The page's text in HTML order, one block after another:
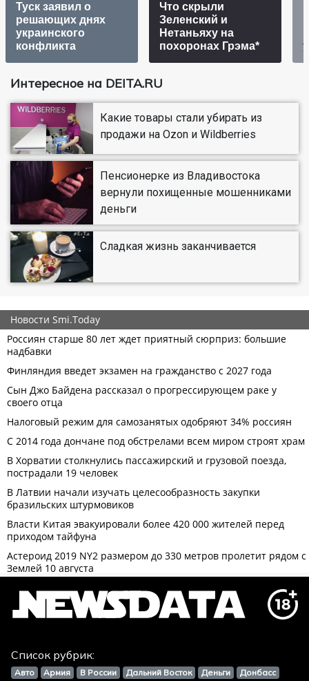
Туск заявил о
решающих днях
украинского
конфликта
Что скрыли
Зеленский и
Нетаньяху на
похоронах Грэма*
Интересное на DEITA.RU
Какие товары стали убирать из
продажи на Ozon и Wildberries
Пенсионерке из Владивостока
вернули похищенные мошенниками
деньги
Сладкая жизнь заканчивается
Список рубрик:
Авто Армия В России Дальний Восток Деньги Донбасс